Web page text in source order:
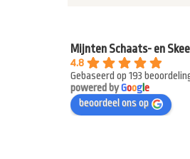
Mijnten Schaats- en
4.8
Gebaseerd op 193
powered byGoogle
beoordeel ons op